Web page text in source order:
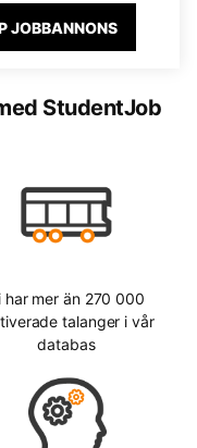
JOBBANNONS
StudentJob
har mer än 270 000
talanger i vår
databas